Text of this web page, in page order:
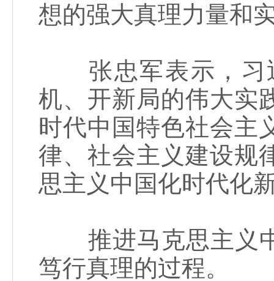
想的强大真理力量和
张忠军表示，习
机、开新局的伟大实
时代中国特色社会主
律、社会主义建设规
思主义中国化时代化
推进马克思主义中
笃行真理的过程。